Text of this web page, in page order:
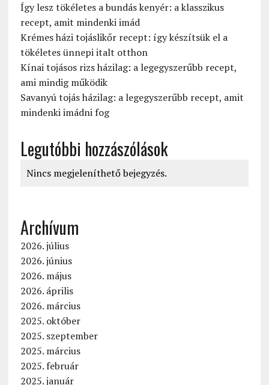
Így lesz tökéletes a bundás kenyér: a klasszikus
recept, amit mindenki imád
Krémes házi tojáslikőr recept: így készítsük el a
tökéletes ünnepi italt otthon
Kínai tojásos rizs házilag: a legegyszerűbb recept,
ami mindig működik
Savanyú tojás házilag: a legegyszerűbb recept, amit
mindenki imádni fog
Legutóbbi hozzászólások
Nincs megjeleníthető bejegyzés.
Archívum
2026. július
2026. június
2026. május
2026. április
2026. március
2025. október
2025. szeptember
2025. március
2025. február
2025. január